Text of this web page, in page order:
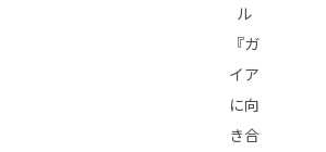
ル
『ガ
イア
に向
き合